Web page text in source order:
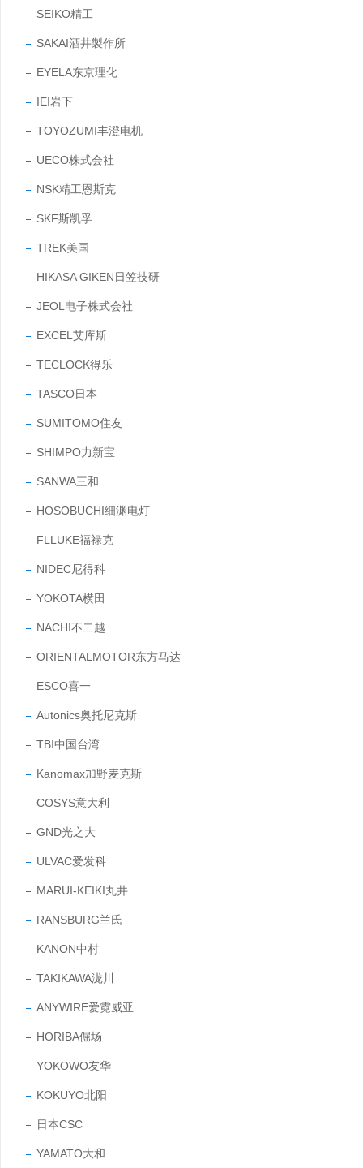
SEIKO精工
SAKAI酒井製作所
EYELA东京理化
IEI岩下
TOYOZUMI丰澄电机
UECO株式会社
NSK精工恩斯克
SKF斯凯孚
TREK美国
HIKASA GIKEN日笠技研
JEOL电子株式会社
EXCEL艾库斯
TECLOCK得乐
TASCO日本
SUMITOMO住友
SHIMPO力新宝
SANWA三和
HOSOBUCHI细渊电灯
FLLUKE福禄克
NIDEC尼得科
YOKOTA横田
NACHI不二越
ORIENTALMOTOR东方马达
ESCO喜一
Autonics奥托尼克斯
TBI中国台湾
Kanomax加野麦克斯
COSYS意大利
GND光之大
ULVAC爱发科
MARUI-KEIKI丸井
RANSBURG兰氏
KANON中村
TAKIKAWA泷川
ANYWIRE爱霓威亚
HORIBA倔场
YOKOWO友华
KOKUYO北阳
日本CSC
YAMATO大和